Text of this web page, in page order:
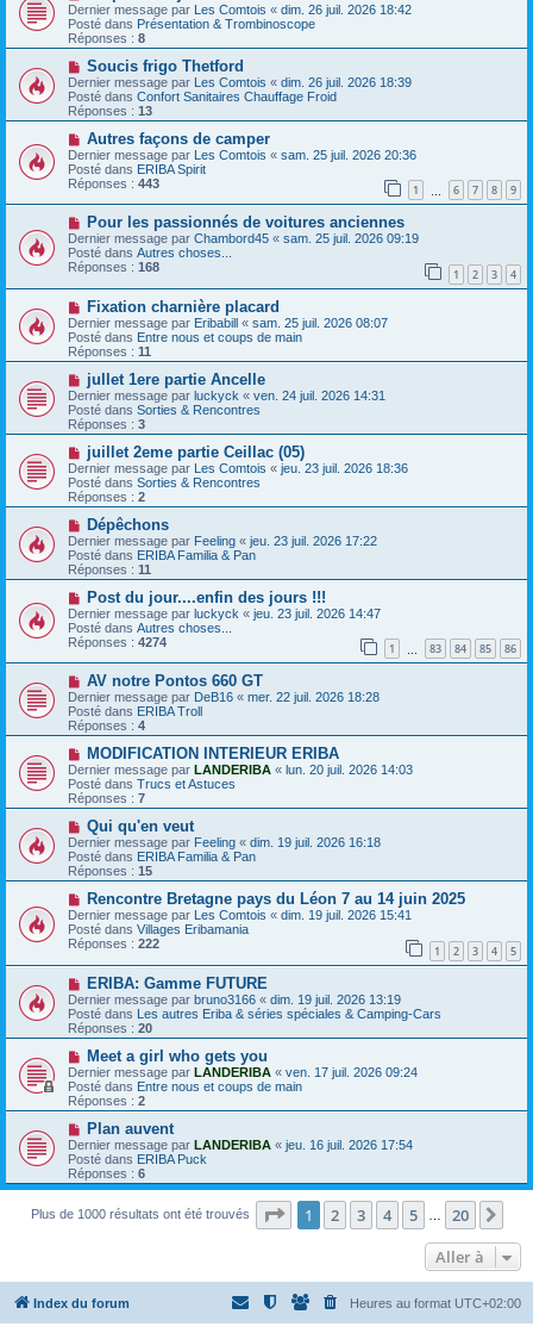
g
e
m
e
s
s
a
g
e
o
u
v
e
a
u
m
e
s
a
g
e
Dernier message par Les Comtois « dim. 26 juil. 2026 18:42
Posté dans Présentation & Trombinoscope
Réponses : 8
N
o
u
v
e
u
m
e
s
s
a
g
e
Soucis frigo Thetford
Dernier message par Les Comtois « dim. 26 juil. 2026 18:39
Posté dans Confort Sanitaires Chauffage Froid
Réponses : 13
N
o
u
v
e
a
m
e
s
s
a
e
Autres façons de camper
Dernier message par Les Comtois « sam. 25 juil. 2026 20:36
Posté dans ERIBA Spirit
Réponses : 443 1 6 7 8 9
N
o
u
v
e
a
u
m
e
s
s
a
g
e
Pour les passionnés de voitures anciennes
Dernier message par Chambord45 « sam. 25 juil. 2026 09:19
Posté dans Autres choses...
Réponses : 168 1 2 3 4
N
o
u
v
e
a
u
m
e
s
s
a
g
e
Fixation charnière placard
Dernier message par Eribabill « sam. 25 juil. 2026 08:07
Posté dans Entre nous et coups de main
Réponses : 11
N
o
u
v
e
a
u
m
e
s
s
a
g
e
jullet 1ere partie Ancelle
Dernier message par luckyck « ven. 24 juil. 2026 14:31
Posté dans Sorties & Rencontres
Réponses : 3
N
o
u
v
e
a
u
m
e
s
s
a
g
e
juillet 2eme partie Ceillac (05)
Dernier message par Les Comtois « jeu. 23 juil. 2026 18:36
Posté dans Sorties & Rencontres
Réponses : 2
N
o
u
v
e
a
u
m
e
s
s
a
g
e
Dépêchons
Dernier message par Feeling « jeu. 23 juil. 2026 17:22
Posté dans ERIBA Familia & Pan
Réponses : 11
N
o
u
v
e
a
u
m
e
s
s
a
g
e
Post du jour....enfin des jours !!!
Dernier message par luckyck « jeu. 23 juil. 2026 14:47
Posté dans Autres choses...
Réponses : 4274 1 83 84 85 86
N
o
u
v
e
a
u
m
e
s
s
g
e
AV notre Pontos 660 GT
Dernier message par DeB16 « mer. 22 juil. 2026 18:28
Posté dans ERIBA Troll
Réponses : 4
N
o
u
v
e
a
u
m
e
s
s
a
g
e
MODIFICATION INTERIEUR ERIBA
Dernier message par LANDERIBA « lun. 20 juil. 2026 14:03
Posté dans Trucs et Astuces
Réponses : 7
N
o
u
v
e
a
u
m
e
s
s
a
g
e
Qui qu'en veut
Dernier message par Feeling « dim. 19 juil. 2026 16:18
Posté dans ERIBA Familia & Pan
Réponses : 15
N
o
u
v
e
a
m
e
s
s
a
g
e
Rencontre Bretagne pays du Léon 7 au 14 juin 2025
Dernier message par Les Comtois « dim. 19 juil. 2026 15:41
Posté dans Villages Eribamania
Réponses : 222 1 2 3 4 5
N
o
u
v
e
a
u
m
e
s
s
a
g
e
ERIBA: Gamme FUTURE
Dernier message par bruno3166 « dim. 19 juil. 2026 13:19
Posté dans Les autres Eriba & séries spéciales & Camping-Cars
Réponses : 20
N
o
u
v
e
a
u
m
e
s
a
Meet a girl who gets you
Dernier message par LANDERIBA « ven. 17 juil. 2026 09:24
Posté dans Entre nous et coups de main
Réponses : 2
N
o
u
v
e
u
a
e
Plan auvent
Dernier message par LANDERIBA « jeu. 16 juil. 2026 17:54
Posté dans ERIBA Puck
Réponses : 6
Plus de 1000 résultats ont été trouvés Page 1sur20
1 2 3 4 5 20
Aller à
Index du forum Heures au format UTC+02:00